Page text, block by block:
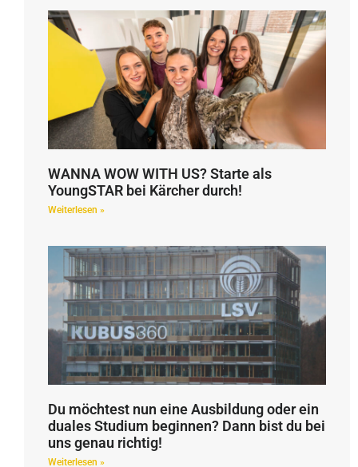
WANNA WOW WITH US? Starte als
YoungSTAR bei Kärcher durch!
Weiterlesen »
Du möchtest nun eine Ausbildung oder ein
duales Studium beginnen? Dann bist du bei
uns genau richtig!
Weiterlesen »